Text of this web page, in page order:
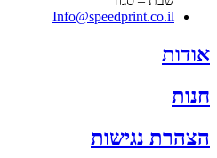
Info@speedprint.co.il
אודות
חנות
הצהרת נגישות